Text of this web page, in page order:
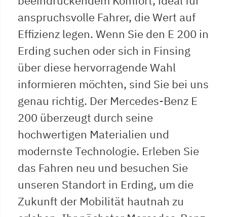
anspruchsvolle Fahrer, die Wert auf
Effizienz legen. Wenn Sie den E 200 in
Erding suchen oder sich in Finsing
über diese hervorragende Wahl
informieren möchten, sind Sie bei uns
genau richtig. Der Mercedes-Benz E
200 überzeugt durch seine
hochwertigen Materialien und
modernste Technologie. Erleben Sie
das Fahren neu und besuchen Sie
unseren Standort in Erding, um die
Zukunft der Mobilität hautnah zu